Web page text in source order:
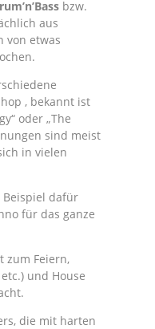
bzw.
aus
von etwas
, bekannt ist
oder „The
sind meist
in vielen
Beispiel dafür
für das ganze
zum Feiern,
und House
die mit harten